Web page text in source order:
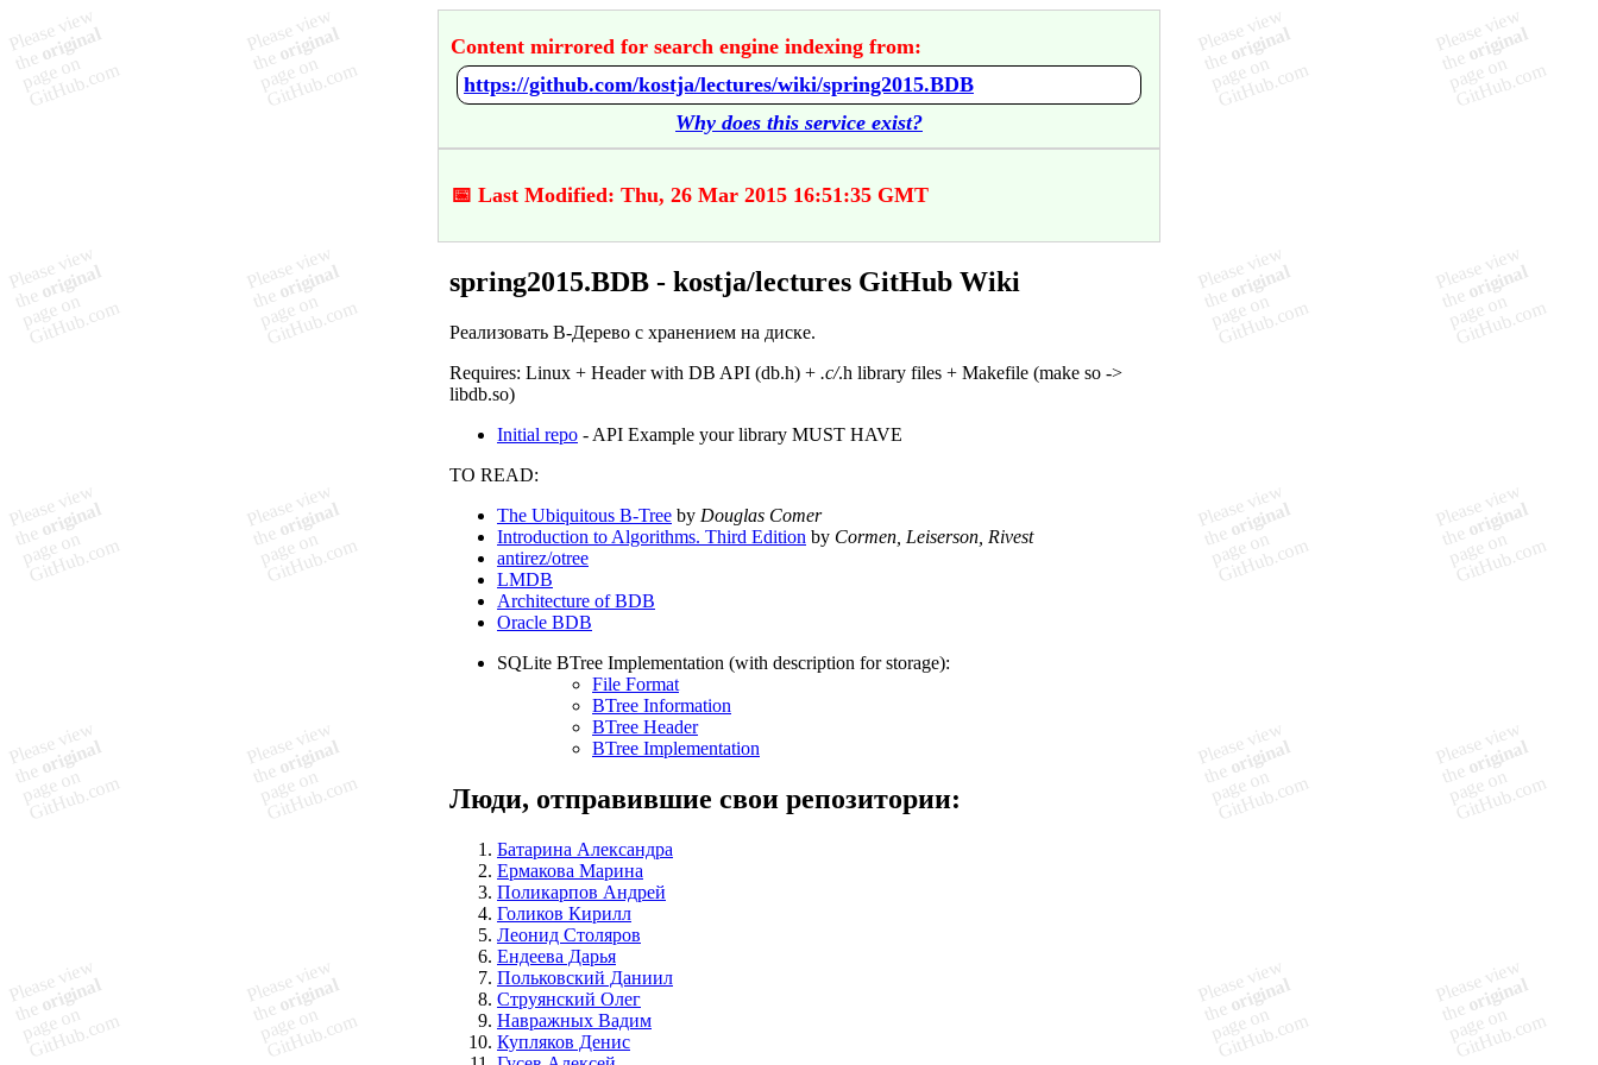
Content mirrored for search engine indexing from:
https://github.com/kostja/lectures/wiki/spring2015.BDB
Why does this service exist?
📅 Last Modified: Thu, 26 Mar 2015 16:51:35 GMT
spring2015.BDB - kostja/lectures GitHub Wiki
Реализовать B-Дерево с хранением на диске.
Requires: Linux + Header with DB API (db.h) + .c/.h library files + Makefile (make so ->
libdb.so)
Initial repo - API Example your library MUST HAVE
TO READ:
The Ubiquitous B-Tree by Douglas Comer
Introduction to Algorithms. Third Edition by Cormen, Leiserson, Rivest
antirez/otree
LMDB
Architecture of BDB
Oracle BDB
SQLite BTree Implementation (with description for storage):
File Format
BTree Information
BTree Header
BTree Implementation
Люди, отправившие свои репозитории:
Батарина Александра
Ермакова Марина
Поликарпов Андрей
Голиков Кирилл
Леонид Столяров
Ендеева Дарья
Польковский Даниил
Струянский Олег
Навражных Вадим
Купляков Денис